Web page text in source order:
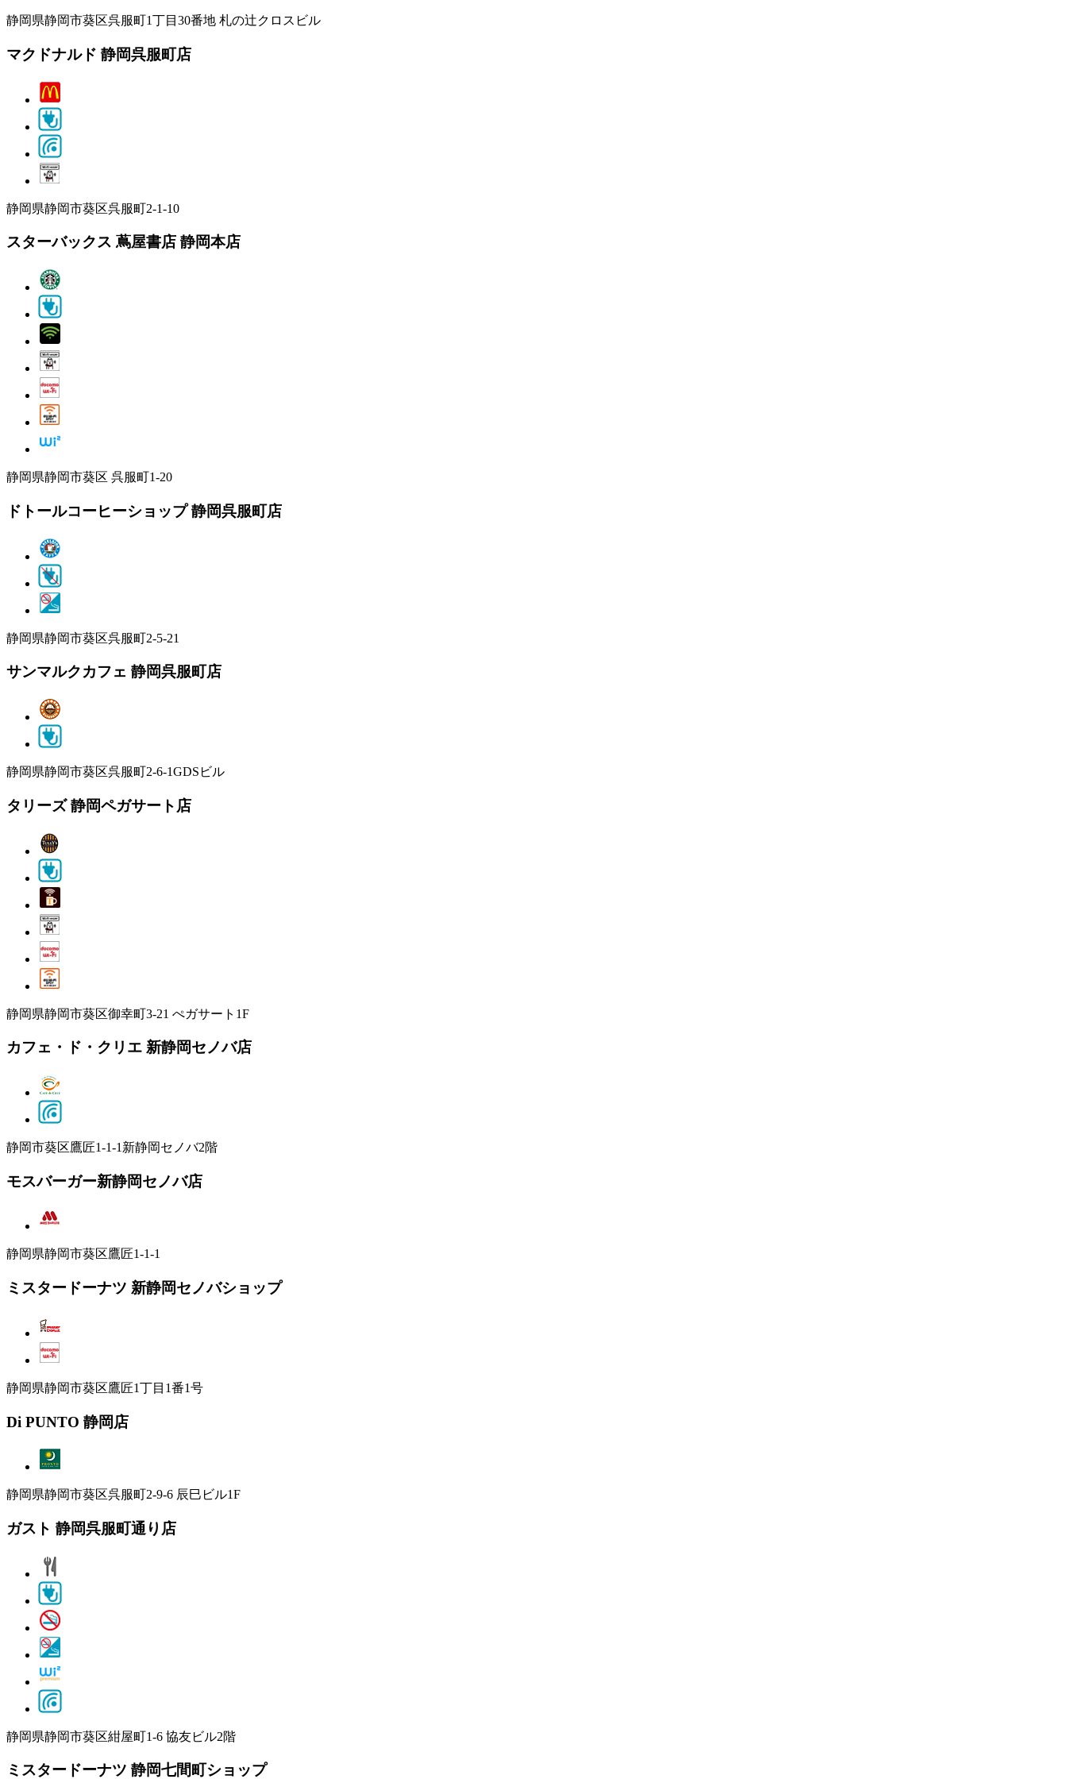
静岡県静岡市葵区呉服町1丁目30番地 札の辻クロスビル
マクドナルド 静岡呉服町店
静岡県静岡市葵区呉服町2-1-10
スターバックス 蔦屋書店 静岡本店
静岡県静岡市葵区 呉服町1-20
ドトールコーヒーショップ 静岡呉服町店
静岡県静岡市葵区呉服町2-5-21
サンマルクカフェ 静岡呉服町店
静岡県静岡市葵区呉服町2-6-1GDSビル
タリーズ 静岡ペガサート店
静岡県静岡市葵区御幸町3-21 ぺガサート1F
カフェ・ド・クリエ 新静岡セノバ店
静岡市葵区鷹匠1-1-1新静岡セノバ2階
モスバーガー新静岡セノバ店
静岡県静岡市葵区鷹匠1-1-1
ミスタードーナツ 新静岡セノバショップ
静岡県静岡市葵区鷹匠1丁目1番1号
Di PUNTO 静岡店
静岡県静岡市葵区呉服町2-9-6 辰巳ビル1F
ガスト 静岡呉服町通り店
静岡県静岡市葵区紺屋町1-6 協友ビル2階
ミスタードーナツ 静岡七間町ショップ